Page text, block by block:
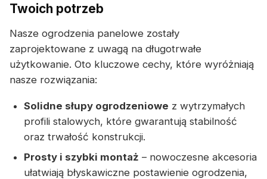
Twoich potrzeb
Nasze ogrodzenia panelowe zostały
zaprojektowane z uwagą na długotrwałe
użytkowanie. Oto kluczowe cechy, które wyróżniają
nasze rozwiązania:
Solidne słupy ogrodzeniowe z wytrzymałych
profili stalowych, które gwarantują stabilność
oraz trwałość konstrukcji.
Prosty i szybki montaż – nowoczesne akcesoria
ułatwiają błyskawiczne postawienie ogrodzenia,